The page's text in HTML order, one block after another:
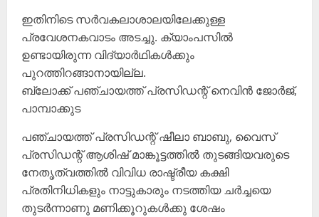
ഇതിനിടെ സർവകലാശാലയിലേക്കുള്ള
പ്രവേശനകവാടം അടച്ചു. ക്യാംപസിൽ
ഉണ്ടായിരുന്ന വിദ്യാർഥികൾക്കും
പുറത്തിറങ്ങാനായില്ല.
ബ്ലോക്ക് പഞ്ചായത്ത് പ്രസിഡന്റ് നെവിൻ ജോർജ്,
പാമ്പാക്കുട
പഞ്ചായത്ത് പ്രസിഡന്റ് ഷീലാ ബാബു, വൈസ്
പ്രസിഡന്റ് ആശിഷ് മാങ്കൂട്ടത്തിൽ തുടങ്ങിയവരുടെ
നേതൃത്വത്തിൽ വിവിധ രാഷ്ട്രീയ കക്ഷി
പ്രതിനിധികളും നാട്ടുകാരും നടത്തിയ ചർച്ചയെ
തുടർന്നാണു മണിക്കൂറുകൾക്കു ശേഷം